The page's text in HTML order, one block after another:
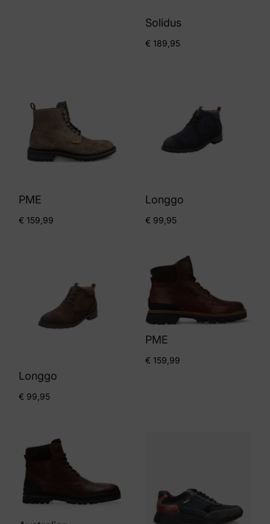
Solidus
€ 189,95
PME
€ 159,99
Longgo
€ 99,95
Longgo
€ 99,95
PME
€ 159,99